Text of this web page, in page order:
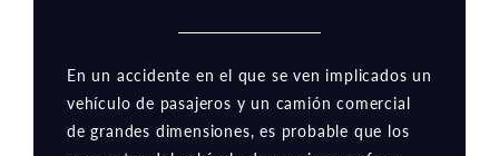
En un accidente en el que se ven implicados un
vehículo de pasajeros y un camión comercial
de grandes dimensiones, es probable que los